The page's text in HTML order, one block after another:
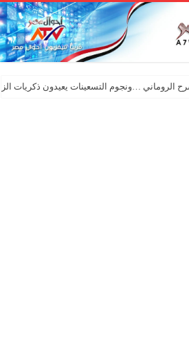
…ونجوم التسعينات يعيدون ذكريات